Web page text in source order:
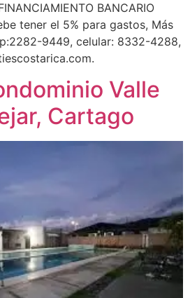
BANCARIO
tener el 5% para gastos, Más
9449, celular: 8332-4288,
Valle
Cartago